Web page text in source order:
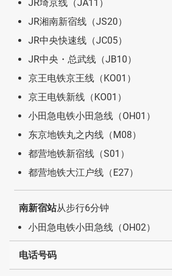
JR埼京线（JA11）
JR湘南新宿线（JS20）
JR中央快速线（JC05）
JR中央・总武线（JB10）
京王电铁京王线（KO01）
京王电铁新线（KO01）
小田急电铁小田急线（OH01）
东京地铁丸之内线（M08）
都营地铁新宿线（S01）
都营地铁大江户线（E27）
南新宿站从步行6分钟
小田急电铁小田急线（OH02）
电话号码